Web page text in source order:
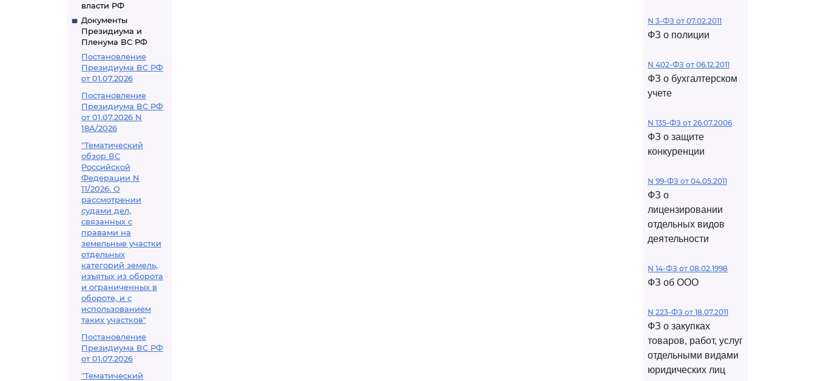
власти РФ
Документы
Президиума и
Пленума ВС РФ
Постановление
Президиума ВС РФ
от 01.07.2026
Постановление
Президиума ВС РФ
от 01.07.2026 N
18А/2026
"Тематический
обзор ВС
Российской
Федерации N
11/2026. О
рассмотрении
судами дел,
связанных с
правами на
земельные участки
отдельных
категорий земель,
изъятых из оборота
и ограниченных в
обороте, и с
использованием
таких участков"
Постановление
Президиума ВС РФ
от 01.07.2026
"Тематический
N 3-ФЗ от 07.02.2011
ФЗ о полиции
N 402-ФЗ от 06.12.2011
ФЗ о бухгалтерском
учете
N 135-ФЗ от 26.07.2006
ФЗ о защите
конкуренции
N 99-ФЗ от 04.05.2011
ФЗ о
лицензировании
отдельных видов
деятельности
N 14-ФЗ от 08.02.1998
ФЗ об ООО
N 223-ФЗ от 18.07.2011
ФЗ о закупках
товаров, работ, услуг
отдельными видами
юридических лиц